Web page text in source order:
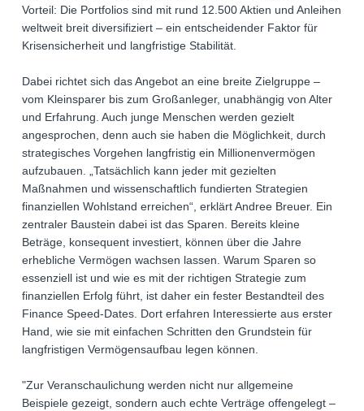
Vorteil: Die Portfolios sind mit rund 12.500 Aktien und Anleihen
weltweit breit diversifiziert – ein entscheidender Faktor für
Krisensicherheit und langfristige Stabilität.
Dabei richtet sich das Angebot an eine breite Zielgruppe –
vom Kleinsparer bis zum Großanleger, unabhängig von Alter
und Erfahrung. Auch junge Menschen werden gezielt
angesprochen, denn auch sie haben die Möglichkeit, durch
strategisches Vorgehen langfristig ein Millionenvermögen
aufzubauen. „Tatsächlich kann jeder mit gezielten
Maßnahmen und wissenschaftlich fundierten Strategien
finanziellen Wohlstand erreichen“, erklärt Andree Breuer. Ein
zentraler Baustein dabei ist das Sparen. Bereits kleine
Beträge, konsequent investiert, können über die Jahre
erhebliche Vermögen wachsen lassen. Warum Sparen so
essenziell ist und wie es mit der richtigen Strategie zum
finanziellen Erfolg führt, ist daher ein fester Bestandteil des
Finance Speed-Dates. Dort erfahren Interessierte aus erster
Hand, wie sie mit einfachen Schritten den Grundstein für
langfristigen Vermögensaufbau legen können.
"Zur Veranschaulichung werden nicht nur allgemeine
Beispiele gezeigt, sondern auch echte Verträge offengelegt –